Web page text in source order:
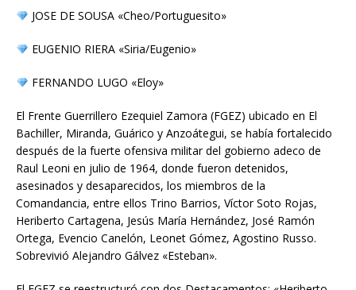
JOSE DE SOUSA «Cheo/Portuguesito»
EUGENIO RIERA «Siria/Eugenio»
FERNANDO LUGO «Eloy»
El Frente Guerrillero Ezequiel Zamora (FGEZ) ubicado en El
Bachiller, Miranda, Guárico y Anzoátegui, se había fortalecido
después de la fuerte ofensiva militar del gobierno adeco de
Raul Leoni en julio de 1964, donde fueron detenidos,
asesinados y desaparecidos, los miembros de la
Comandancia, entre ellos Trino Barrios, Víctor Soto Rojas,
Heriberto Cartagena, Jesús María Hernández, José Ramón
Ortega, Evencio Canelón, Leonet Gómez, Agostino Russo.
Sobrevivió Alejandro Gálvez «Esteban».